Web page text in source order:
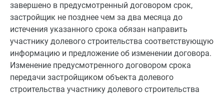
завершено в предусмотренный договором срок,
застройщик не позднее чем за два месяца до
истечения указанного срока обязан направить
участнику долевого строительства соответствующую
информацию и предложение об изменении договора.
Изменение предусмотренного договором срока
передачи застройщиком объекта долевого
строительства участнику долевого строительства